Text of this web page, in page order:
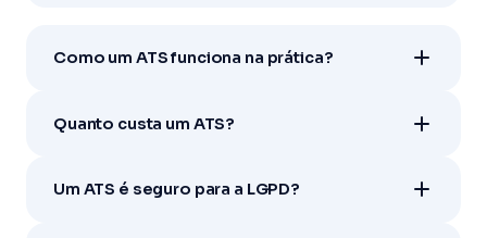
Como um ATS funciona na prática?
Quanto custa um ATS?
Um ATS é seguro para a LGPD?